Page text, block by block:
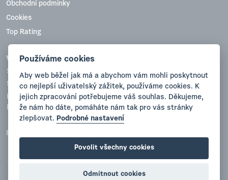
Obchodní podmínky
Cookies
Top Rating
VYVA PLAST, s.r.o.
Sobotecká 836
511 01 Turnov
IČO:47780738
DIČ(VAT):CZ47780738
Registrace: Krajský soud v Hradci Králové, oddíl C, vložka 12057
Používáme cookies
Aby web běžel jak má a abychom vám mohli poskytnout
co nejlepší uživatelský zážitek, používáme cookies. K
jejich zpracování potřebujeme váš souhlas. Děkujeme,
že nám ho dáte, pomáháte nám tak pro vás stránky
zlepšovat. Podrobné nastavení
Povolit všechny cookies
Odmítnout cookies